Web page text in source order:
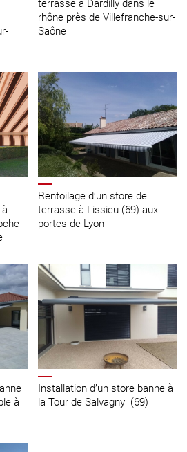
rhône près de Villefranche-sur-
Saône
Rentoilage d’un store de
terrasse à Lissieu (69) aux
portes de Lyon
à
Installation d’un store banne à
la Tour de Salvagny (69)